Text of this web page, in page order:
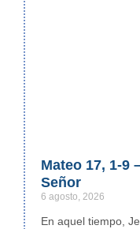
Mateo 17, 1-9
Señor
6 agosto, 2026
En aquel tiempo,